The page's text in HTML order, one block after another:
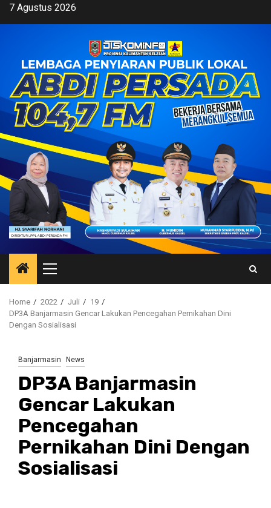
Skip7 Agustus 2026
Primary
Menu
Home 2022 Juli
19
DP3A Banjarmasin Gencar Lakukan Pencegahan Pernikahan Dini
Dengan Sosialisasi
Banjarmasin News
DP3A Banjarmasin
Gencar Lakukan
Pencegahan
Pernikahan Dini Dengan
Sosialisasi